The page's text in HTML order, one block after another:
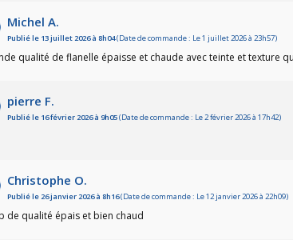
Michel A.
Publié le 13 juillet 2026 à 8h04(Date de commande : Le 1 juillet 2026 à 23h57)
qualité de flanelle épaisse et chaude avec teinte et texture
pierre F.
Publié le 16 février 2026 à 9h05(Date de commande : Le 2 février 2026 à 17h42)
Christophe O.
Publié le 26 janvier 2026 à 8h16(Date de commande : Le 12 janvier 2026 à 22h09)
de qualité épais et bien chaud